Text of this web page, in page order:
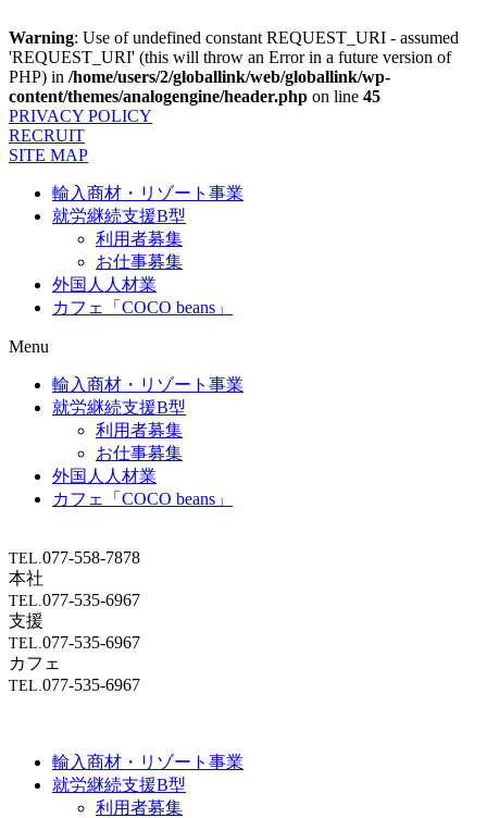
Warning: Use of undefined constant REQUEST_URI - assumed
'REQUEST_URI' (this will throw an Error in a future version of
PHP) in /home/users/2/globallink/web/globallink/wp-
content/themes/analogengine/header.php on line 45
PRIVACY POLICY
RECRUIT
SITE MAP
輸入商材・リゾート事業
就労継続支援B型
利用者募集
お仕事募集
外国人人材業
カフェ「COCO beans」
Menu
輸入商材・リゾート事業
就労継続支援B型
利用者募集
お仕事募集
外国人人材業
カフェ「COCO beans」
TEL.077-558-7878
本社
TEL.077-535-6967
支援
TEL.077-535-6967
カフェ
TEL.077-535-6967
輸入商材・リゾート事業
就労継続支援B型
利用者募集